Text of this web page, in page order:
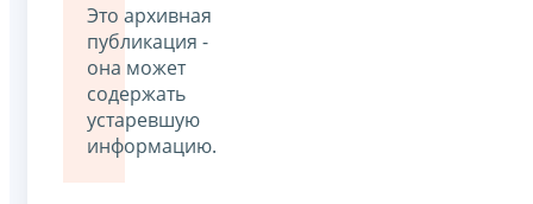
Это архивная
публикация -
она может
содержать
устаревшую
информацию.